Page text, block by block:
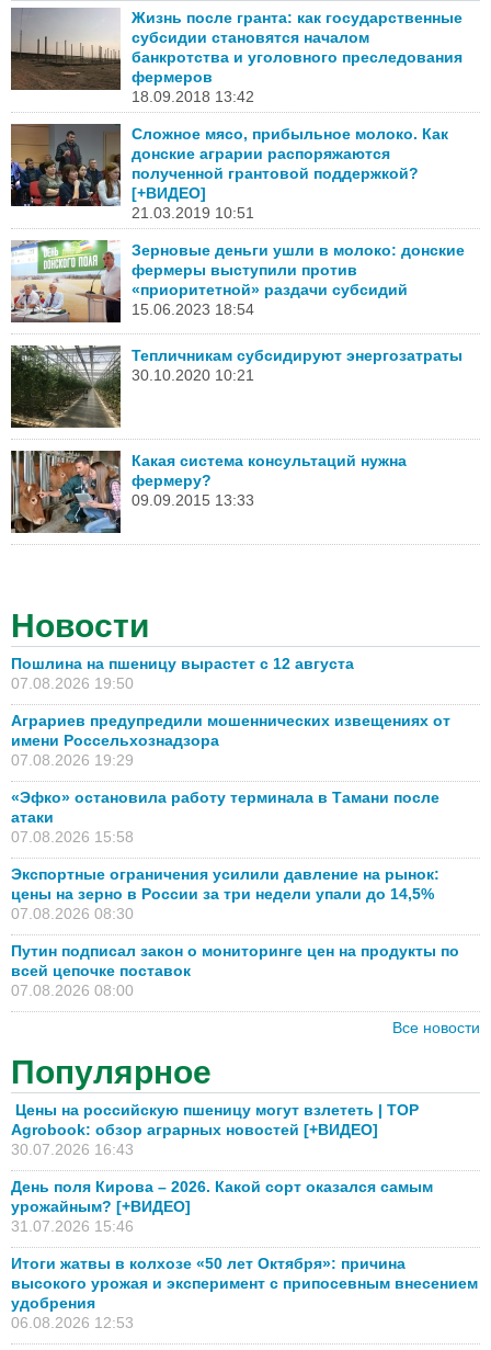
Жизнь после гранта: как государственные
субсидии становятся началом
банкротства и уголовного преследования
фермеров
18.09.2018 13:42
Сложное мясо, прибыльное молоко. Как
донские аграрии распоряжаются
полученной грантовой поддержкой?
[+ВИДЕО]
21.03.2019 10:51
Зерновые деньги ушли в молоко: донские
фермеры выступили против
«приоритетной» раздачи субсидий
15.06.2023 18:54
Тепличникам субсидируют энергозатраты
30.10.2020 10:21
Какая система консультаций нужна
фермеру?
09.09.2015 13:33
Новости
Пошлина на пшеницу вырастет с 12 августа
07.08.2026 19:50
Аграриев предупредили мошеннических извещениях от
имени Россельхознадзора
07.08.2026 19:29
«Эфко» остановила работу терминала в Тамани после
атаки
07.08.2026 15:58
Экспортные ограничения усилили давление на рынок:
цены на зерно в России за три недели упали до 14,5%
07.08.2026 08:30
Путин подписал закон о мониторинге цен на продукты по
всей цепочке поставок
07.08.2026 08:00
Все новости
Популярное
Цены на российскую пшеницу могут взлететь | TOP
Agrobook: обзор аграрных новостей [+ВИДЕО]
30.07.2026 16:43
День поля Кирова – 2026. Какой сорт оказался самым
урожайным? [+ВИДЕО]
31.07.2026 15:46
Итоги жатвы в колхозе «50 лет Октября»: причина
высокого урожая и эксперимент с припосевным внесением
удобрения
06.08.2026 12:53